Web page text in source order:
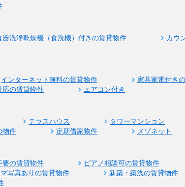
器洗浄乾燥機（食洗機）付きの賃貸物件
カウ
インターネット無料の賃貸物件
家具家電付き
応の賃貸物件 エアコン付き
テラスハウス タワーマンション
物件 定期借家物件 メゾネット
要の賃貸物件 ピアノ相談可の賃貸物件
写真ありの賃貸物件
新築・築浅の賃貸物件